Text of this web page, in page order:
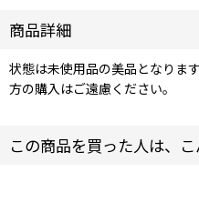
商品詳細
状態は未使用品の美品となりま
方の購入はご遠慮ください。
この商品を買った人は、